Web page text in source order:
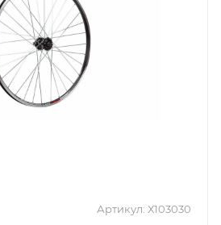
Артикул: Х103030